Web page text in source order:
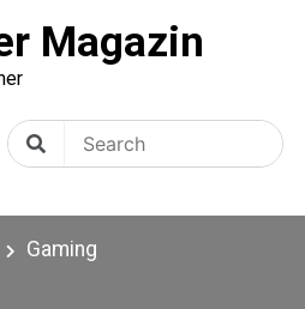
Magazin
SearchSearch
for:
Gaming